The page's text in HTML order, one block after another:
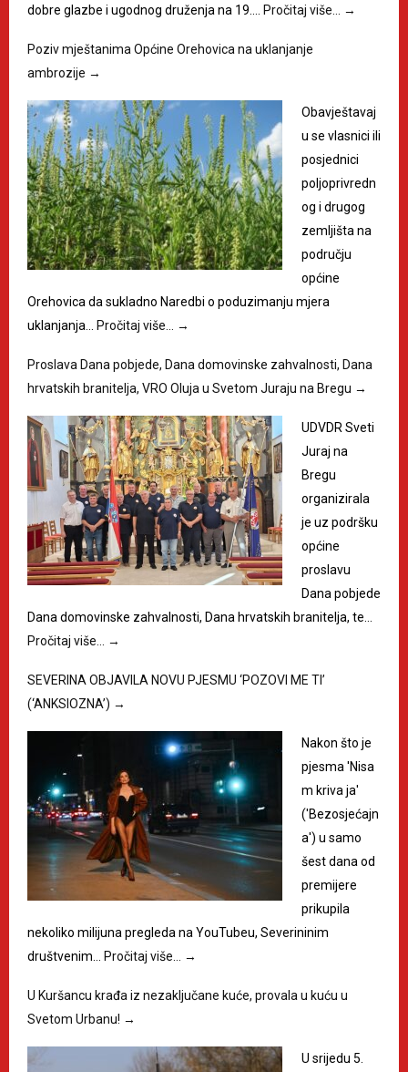
dobre glazbe i ugodnog druženja na 19.…
Pročitaj više… →
Poziv mještanima Općine Orehovica na uklanjanje
ambrozije →
Obavještavaj
u se vlasnici ili
posjednici
poljoprivredn
og i drugog
zemljišta na
području
općine
Orehovica da sukladno Naredbi o poduzimanju mjera
uklanjanja…
Pročitaj više… →
Proslava Dana pobjede, Dana domovinske zahvalnosti, Dana
hrvatskih branitelja, VRO Oluja u Svetom Juraju na Bregu →
UDVDR Sveti
Juraj na
Bregu
organizirala
je uz podršku
općine
proslavu
Dana pobjede
Dana domovinske zahvalnosti, Dana hrvatskih branitelja, te…
Pročitaj više…
→
SEVERINA OBJAVILA NOVU PJESMU ‘POZOVI ME TI’
(‘ANKSIOZNA’) →
Nakon što je
pjesma 'Nisa
m kriva ja'
('Bezosjećajn
a') u samo
šest dana od
premijere
prikupila
nekoliko milijuna pregleda na YouTubeu, Severininim
društvenim…
Pročitaj više… →
U Kuršancu krađa iz nezaključane kuće, provala u kuću u
Svetom Urbanu! →
U srijedu 5.